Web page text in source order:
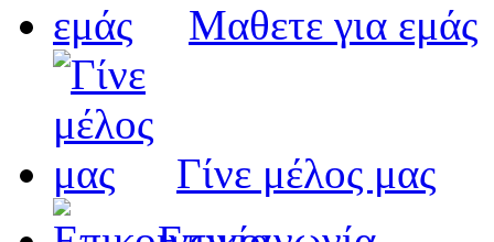
Μαθετε για εμάς
Γίνε μέλος μας